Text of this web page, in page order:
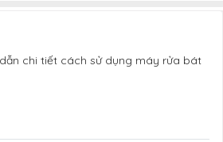
chi tiết cách sử dụng máy rửa bát